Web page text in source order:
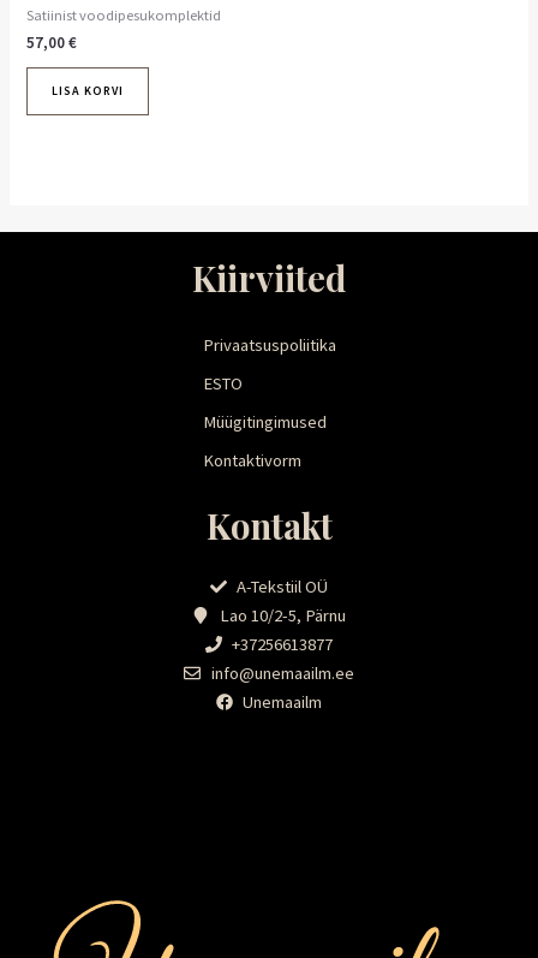
Satiinist voodipesukomplektid
57,00€
LISA KORVI
Kiirviited
Privaatsuspoliitika
ESTO
Müügitingimused
Kontaktivorm
Kontakt
A-Tekstiil OÜ
Lao 10/2-5, Pärnu
+37256613877
info@unemaailm.ee
Unemaailm